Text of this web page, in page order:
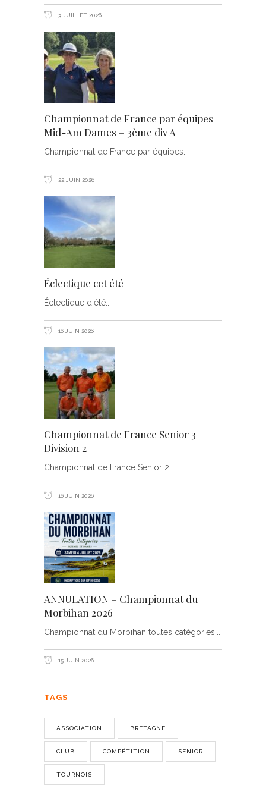
3 JUILLET 2026
Championnat de France par équipes
Mid-Am Dames – 3ème div A
Championnat de France par équipes
22 JUIN 2026
Éclectique cet été
Éclectique d'été
16 JUIN 2026
Championnat de France Senior 3
Division 2
Championnat de France Senior 2
16 JUIN 2026
ANNULATION – Championnat du
Morbihan 2026
Championnat du Morbihan toutes catégories
15 JUIN 2026
TAGS
ASSOCIATION BRETAGNE
CLUB COMPÉTITION SENIOR
TOURNOIS